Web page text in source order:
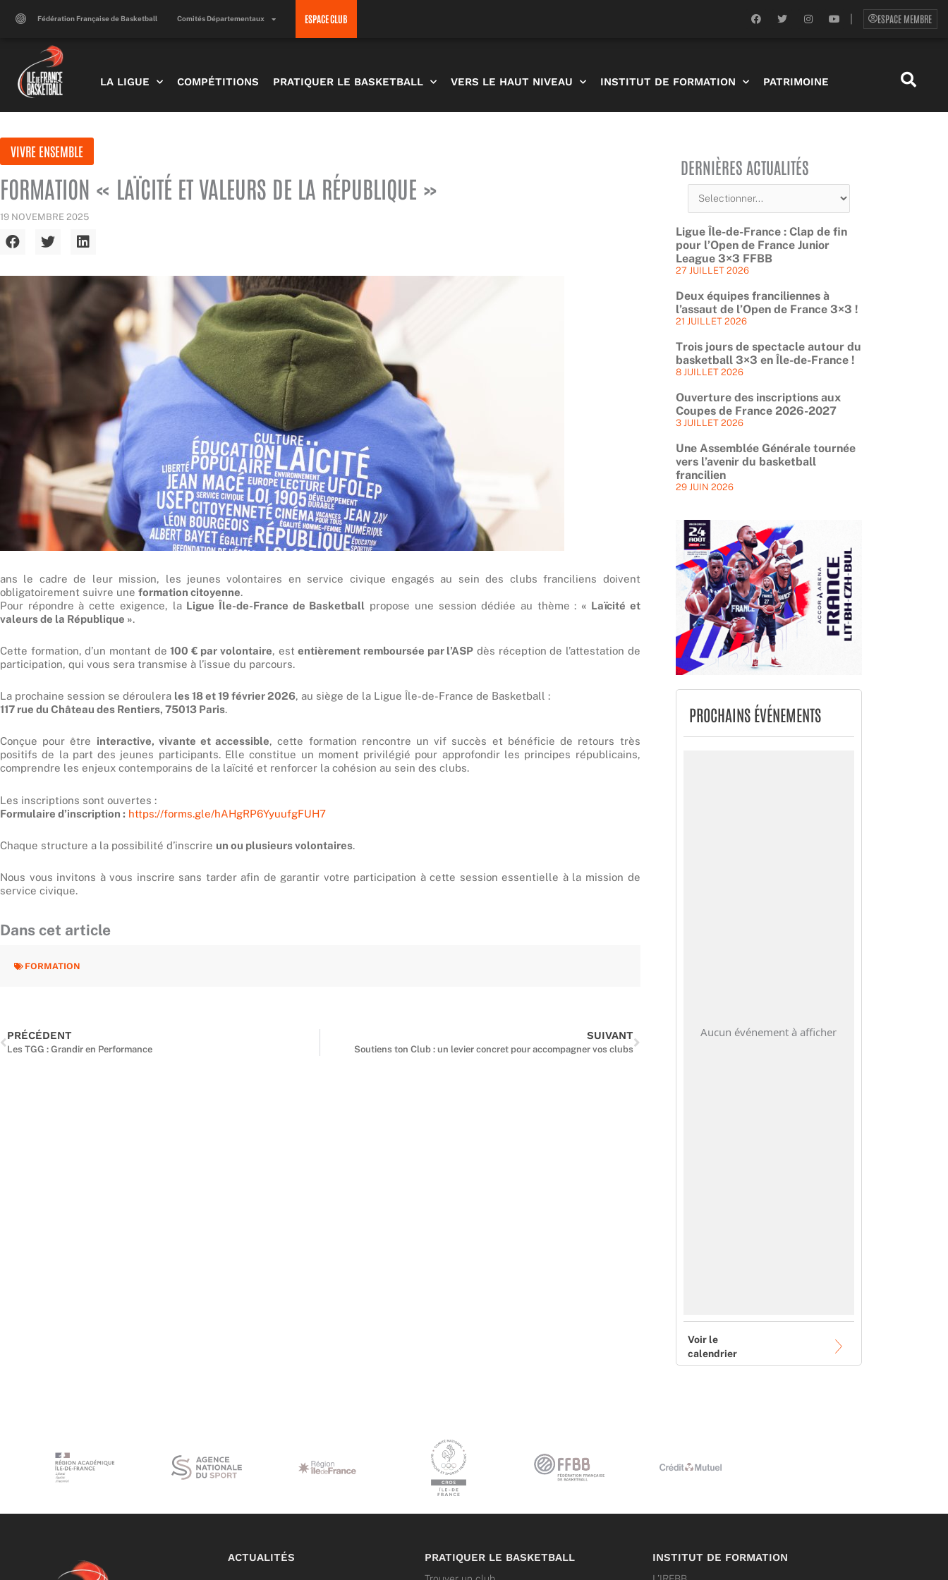
Fédération Française de Basketball Comités Départementaux ESPACE CLUB
F
a
T
w
I
n
a
Y
o
ESPACE MEMBRE
LA LIGUE COMPÉTITIONS PRATIQUER LE BASKETBALL VERS LE HAUT NIVEAU INSTITUT DE FORMATION PATRIMOINE
VIVRE ENSEMBLE
FORMATION « LAÏCITÉ ET VALEURS DE LA RÉPUBLIQUE »
19 NOVEMBRE 2025
ans le cadre de leur mission, les jeunes volontaires en service civique engagés au sein des clubs franciliens doivent
obligatoirement suivre une formation citoyenne.
Pour répondre à cette exigence, la Ligue Île-de-France de Basketball propose une session dédiée au thème : « Laïcité et
valeurs de la République ».
Cette formation, d’un montant de100 € par volontaire, estentièrement remboursée par l’ASP dès réception de l’attestation de
participation, qui vous sera transmise à l’issue du parcours.
La prochaine session se déroulera les 18 et 19 février 2026, au siège de la Ligue Île-de-France de Basketball :
117 rue du Château des Rentiers, 75013 Paris.
Conçue pour être interactive, vivante et accessible, cette formation rencontre un vif succès et bénéficie de retours très
positifs de la part des jeunes participants. Elle constitue un moment privilégié pour approfondir les principes républicains,
comprendre les enjeux contemporains de la laïcité et renforcer la cohésion au sein des clubs.
Les inscriptions sont ouvertes :
Formulaire d’inscription : https://forms.gle/hAHgRP6YyuufgFUH7
Chaque structure a la possibilité d’inscrire un ou plusieurs volontaires.
Nous vous invitons à vous inscrire sans tarder afin de garantir votre participation à cette session essentielle à la mission de
service civique.
Dans cet article
FORMATION
PRÉCÉDENT
Les TGG : Grandir en Performance
SUIVANT
Soutiens ton Club : un levier concret pour accompagner vos clubs
DERNIÈRES ACTUALITÉS
Ligue Île-de-France : Clap de fin
pour l’Open de France Junior
League 3×3 FFBB
27 JUILLET 2026
Deux équipes franciliennes à
l’assaut de l’Open de France 3×3 !
21 JUILLET 2026
Trois jours de spectacle autour du
basketball 3×3 en Île-de-France !
8 JUILLET 2026
Ouverture des inscriptions aux
Coupes de France 2026-2027
3 JUILLET 2026
Une Assemblée Générale tournée
vers l’avenir du basketball
francilien
29 JUIN 2026
PROCHAINS ÉVÉNEMENTS
Aucun événement à afficher
Voir le
calendrier
ACTUALITÉS PRATIQUER LE BASKETBALL INSTITUT DE FORMATION